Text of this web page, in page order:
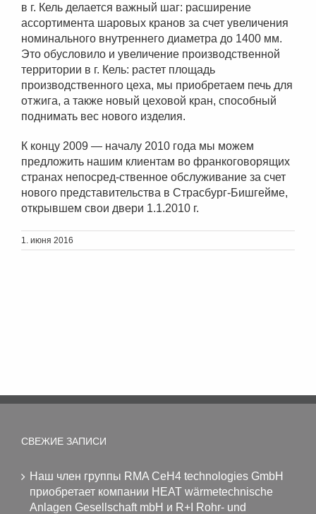
в г. Кель делается важный шаг: расширение
ассортимента шаровых кранов за счет увеличения
номинального внутреннего диаметра до 1400 мм.
Это обусловило и увеличение производственной
территории в г. Кель: растет площадь
производственного цеха, мы приобретаем печь для
отжига, а также новый цеховой кран, способный
поднимать вес нового изделия.
К концу 2009 — началу 2010 года мы можем
предложить нашим клиентам во франкоговорящих
странах непосред-ственное обслуживание за счет
нового представительства в Страсбург-Бишгейме,
открывшем свои двери 1.1.2010 г.
1. июня 2016
СВЕЖИЕ ЗАПИСИ
Наш член группы RMA CeH4 technologies GmbH
приобретает компании HEAT wärmetechnische
Anlagen Gesellschaft mbH и R+I Rohr- und